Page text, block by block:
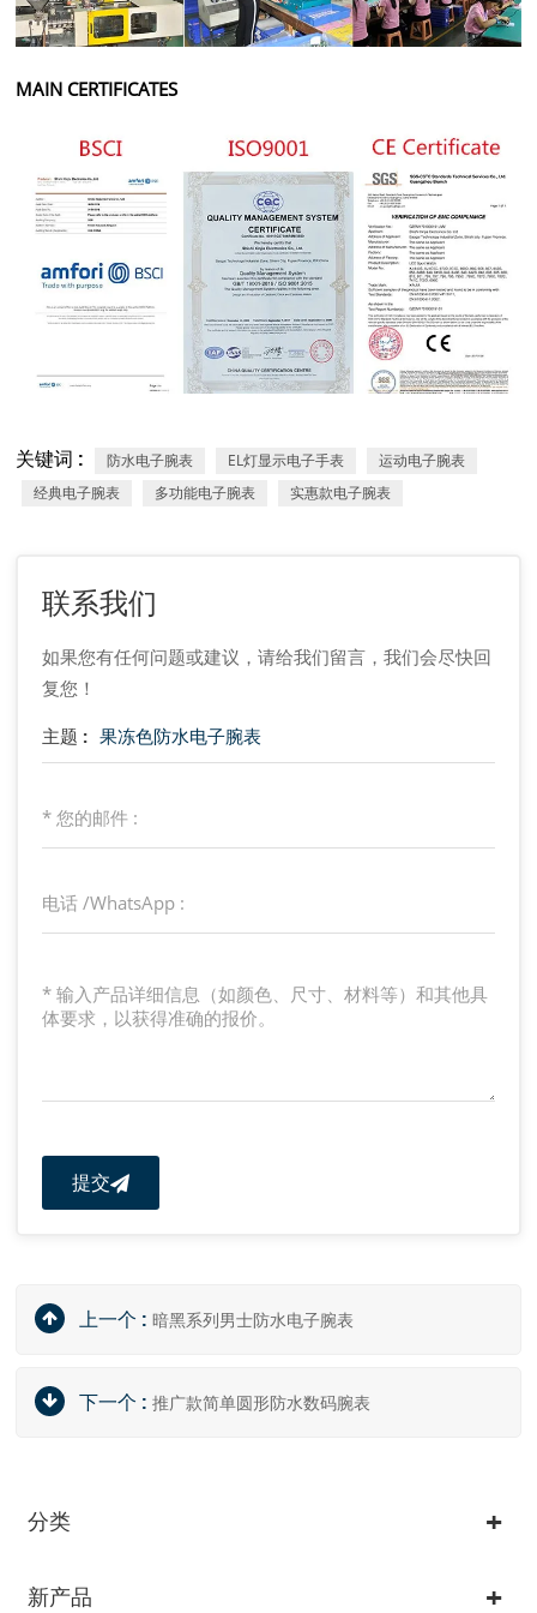
MAIN CERTIFICATES
关键词 : 防水电子腕表 EL灯显示电子手表
运动电子腕表
经典电子腕表
多功能电子腕表 实惠款电子腕表
联系我们
如果您有任何问题或建议，请给我们留言，我们会尽快回
复您！
主题 : 果冻色防水电子腕表
提交
上一个 :暗黑系列男士防水电子腕表
下一个 :推广款简单圆形防水数码腕表
分类
新产品